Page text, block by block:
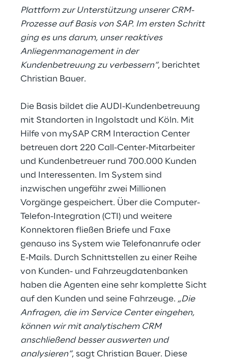
Plattform zur Unterstützung unserer CRM-
Prozesse auf Basis von SAP. Im ersten Schritt
ging es uns darum, unser reaktives
Anliegenmanagement in der
Kundenbetreuung zu verbessern“, berichtet
Christian Bauer.
Die Basis bildet die AUDI-Kundenbetreuung
mit Standorten in Ingolstadt und Köln. Mit
Hilfe von mySAP CRM Interaction Center
betreuen dort 220 Call-Center-Mitarbeiter
und Kundenbetreuer rund 700.000 Kunden
und Interessenten. Im System sind
inzwischen ungefähr zwei Millionen
Vorgänge gespeichert. Über die Computer-
Telefon-Integration (CTI) und weitere
Konnektoren fließen Briefe und Faxe
genauso ins System wie Telefonanrufe oder
E-Mails. Durch Schnittstellen zu einer Reihe
von Kunden- und Fahrzeugdatenbanken
haben die Agenten eine sehr komplette Sicht
auf den Kunden und seine Fahrzeuge. „Die
Anfragen, die im Service Center eingehen,
können wir mit analytischem CRM
anschließend besser auswerten und
analysieren“, sagt Christian Bauer. Diese